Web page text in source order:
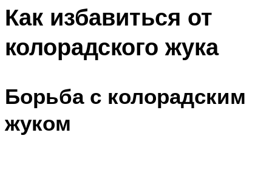
Как избавиться от
колорадского жука
Борьба с колорадским
жуком